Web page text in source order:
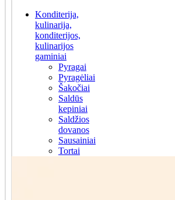
Konditerija,
kulinarija,
konditerijos,
kulinarijos
gaminiai
Pyragai
Pyragėliai
Šakočiai
Saldūs
kepiniai
Saldžios
dovanos
Sausainiai
Tortai